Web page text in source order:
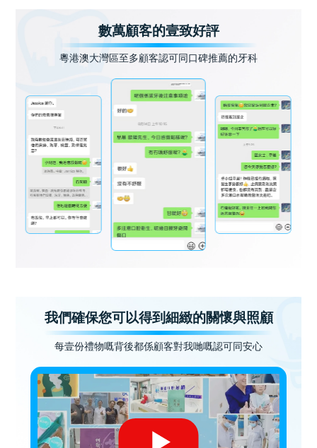
數萬顧客的壹致好評
粵港澳大灣區至多顧客認可同口碑推薦的牙科
我們確保您可以得到細緻的關懷與照顧
每壹份禮物嘅背後都係顧客對我哋嘅認可同安心